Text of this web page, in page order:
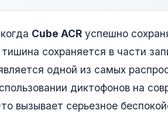
Cube ACR успешно
тишина сохраняется в части
одной из самых
диктофонов на
вызывает серьезное